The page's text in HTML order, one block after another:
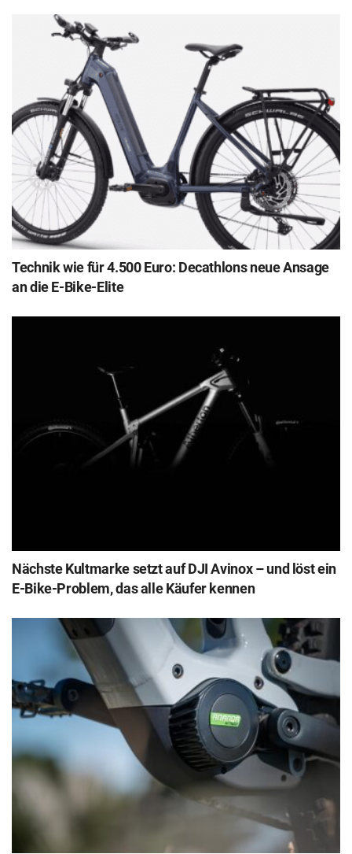
Technik wie für 4.500 Euro: Decathlons neue Ansage
an die E-Bike-Elite
Nächste Kultmarke setzt auf DJI Avinox – und löst ein
E-Bike-Problem, das alle Käufer kennen